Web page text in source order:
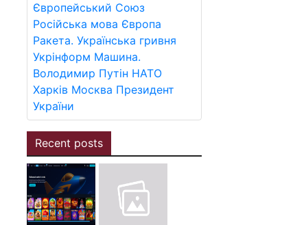
Європейський Союз
Російська мова Європа
Ракета. Українська гривня
Укрінформ Машина.
Володимир Путін НАТО
Харків Москва Президент
України
Recent posts